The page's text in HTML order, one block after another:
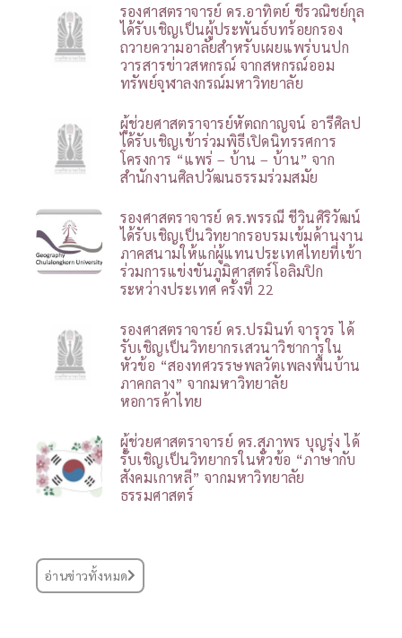
รองศาสตราจารย์ ดร.อาทิตย์ ชีรวณิชย์กุล
ได้รับเชิญเป็นผู้ประพันธ์บทร้อยกรอง
ถวายความอาลัยสำหรับเผยแพร่บนปก
วารสารข่าวสหกรณ์ จากสหกรณ์ออม
ทรัพย์จุฬาลงกรณ์มหาวิทยาลัย
ผู้ช่วยศาสตราจารย์หัตถกาญจน์ อารีศิลป
ได้รับเชิญเข้าร่วมพิธีเปิดนิทรรศการ
โครงการ “แพร่ – บ้าน – บ้าน” จาก
สำนักงานศิลปวัฒนธรรมร่วมสมัย
รองศาสตราจารย์ ดร.พรรณี ชีวินศิริวัฒน์
ได้รับเชิญเป็นวิทยากรอบรมเข้มด้านงาน
ภาคสนามให้แก่ผู้แทนประเทศไทยที่เข้า
ร่วมการแข่งขันภูมิศาสตร์โอลิมปิก
ระหว่างประเทศ ครั้งที่ 22
รองศาสตราจารย์ ดร.ปรมินท์ จารุวร ได้
รับเชิญเป็นวิทยากรเสวนาวิชาการใน
หัวข้อ “สองทศวรรษพลวัตเพลงพื้นบ้าน
ภาคกลาง” จากมหาวิทยาลัย
หอการค้าไทย
ผู้ช่วยศาสตราจารย์ ดร.สุภาพร บุญรุ่ง ได้
รับเชิญเป็นวิทยากรในหัวข้อ “ภาษากับ
สังคมเกาหลี” จากมหาวิทยาลัย
ธรรมศาสตร์
อ่านข่าวทั้งหมด